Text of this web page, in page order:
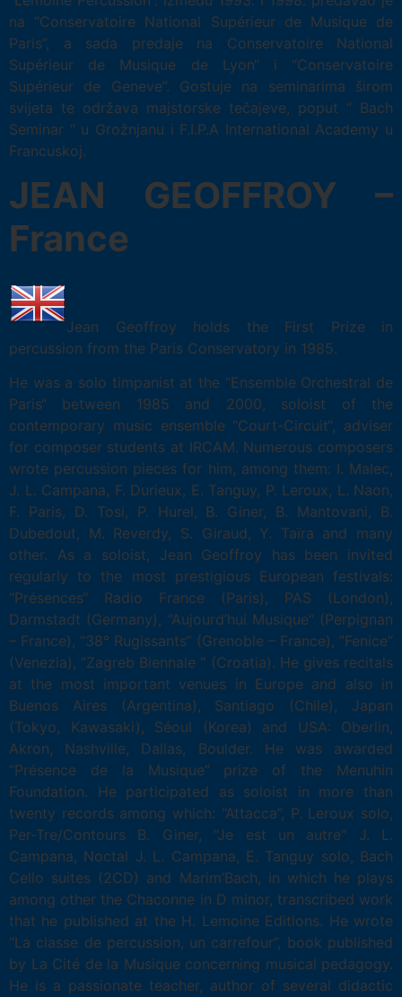
na “Conservatoire National Supérieur de Musique de
Paris”, a sada predaje na Conservatoire National
Supérieur de Musique de Lyon“ i “Conservatoire
Supérieur de Geneve”. Gostuje na seminarima širom
svijeta te održava majstorske tečajeve, poput “ Bach
Seminar “ u Grožnjanu i F.I.P.A International Academy u
Francuskoj.
JEAN GEOFFROY –
France
Jean Geoffroy holds the First Prize in
percussion from the Paris Conservatory in 1985.
He was a solo timpanist at the “Ensemble Orchestral de
Paris“ between 1985 and 2000, soloist of the
contemporary music ensemble “Court-Circuit“, adviser
for composer students at IRCAM. Numerous composers
wrote percussion pieces for him, among them: I. Malec,
J. L. Campana, F. Durieux, E. Tanguy, P. Leroux, L. Naon,
F. Paris, D. Tosi, P. Hurel, B. Giner, B. Mantovani, B.
Dubedout, M. Reverdy, S. Giraud, Y. Taïra and many
other. As a soloist, Jean Geoffroy has been invited
regularly to the most prestigious European festivals:
“Présences“ Radio France (Paris), PAS (London),
Darmstadt (Germany), “Aujourd’hui Musique“ (Perpignan
– France), “38° Rugissants“ (Grenoble – France), ”Fenice“
(Venezia), “Zagreb Biennale “ (Croatia). He gives recitals
at the most important venues in Europe and also in
Buenos Aires (Argentina), Santiago (Chile), Japan
(Tokyo, Kawasaki), Séoul (Korea) and USA: Oberlin,
Akron, Nashville, Dallas, Boulder. He was awarded
“Présence de la Musique” prize of the Menuhin
Foundation. He participated as soloist in more than
twenty records among which: “Attacca”, P. Leroux solo,
Per-Tre/Contours B. Giner, “Je est un autre“ J. L.
Campana, Noctal J. L. Campana, E. Tanguy solo, Bach
Cello suites (2CD) and Marim’Bach, in which he plays
among other the Chaconne in D minor, transcribed work
that he published at the H. Lemoine Editions. He wrote
“La classe de percussion, un carrefour”, book published
by La Cité de la Musique concerning musical pedagogy.
He is a passionate teacher, author of several didactic